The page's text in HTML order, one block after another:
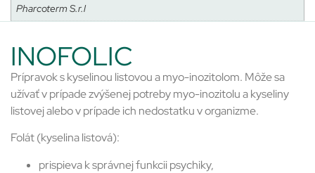
Pharcoterm S.r.l
INOFOLIC
Prípravok s kyselinou listovou a myo-inozitolom. Môže sa
užívať v prípade zvýšenej potreby myo-inozitolu a kyseliny
listovej alebo v prípade ich nedostatku v organizme.
Folát (kyselina listová):
prispieva k správnej funkcii psychiky,